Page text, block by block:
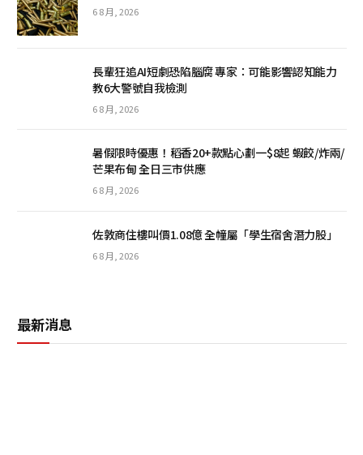
6 8 月, 2026
長輩狂追AI短劇恐陷腦腐 專家：可能影響認知能力
教6大警號自我檢測
6 8 月, 2026
暑假限時優惠！稻香20+款點心劃一$8起 蝦餃/炸兩/
芒果布甸 全日三市供應
6 8 月, 2026
佐敦商住樓叫價1.08億 全幢屬「學生宿舍潛力股」
6 8 月, 2026
最新消息